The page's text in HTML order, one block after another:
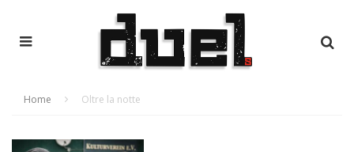
Home Oltre la notte